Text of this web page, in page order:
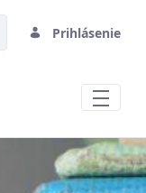
Prihlásenie